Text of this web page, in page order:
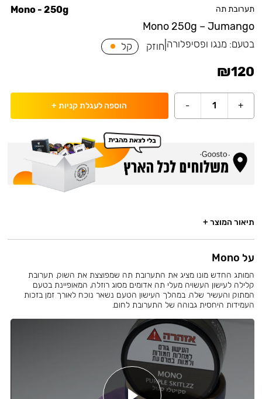
תערובת תה
Mono 250g – Jumango
Mono - 250g
בטעם: מנגו ופסיפלורה חוזק קל
₪120
+
1
- הוספה לעגלת קניות +
תיאור המוצר +
על Mono
המותג החדש מונו מציג את התערובת תה שמפוצצת את השוק. תערובת
קלילה לעישון העשויה מעלי תה אדומים מסוג רוזלה, המאופיינת בטעם
המתוק והעשיר שלה. במהלך העישון הטעם נשאר נוכח לאורך זמן בזכות
העמידות היחסית גבוהה של התערובת לחום.